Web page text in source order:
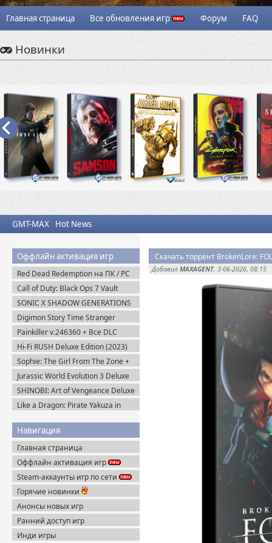
Главная страница Все обновления игр Форум FAQ
Новинки
GMT-MAX Hot News
Оффлайн активация игр
Red Dead Redemption на ПК / PC
(2024) Пиратка
Call of Duty: Black Ops 7 Vault
Edition (2025) Steam-Rip
SONIC X SHADOW GENERATIONS
(2024) Steam-Rip
Digimon Story Time Stranger
Ultimate Edition (2025) Steam-Rip
Painkiller v.246360 + Все DLC
(2025) Portable
Hi-Fi RUSH Deluxe Edition (2023)
Пиратка
Sophie: The Girl From The Zone +
DLC (2026) Пиратка
Jurassic World Evolution 3 Deluxe
Edition (2025) Steam-Rip
SHINOBI: Art of Vengeance Deluxe
Edition (2025) Steam-Rip
Like a Dragon: Pirate Yakuza in
Навигация
Главная страница
Оффлайн активация игр
Steam-аккаунты игр по сети
Горячие новинки
Анонсы новых игр
Ранний доступ игр
Инди игры
Скачать торрент BrokenLore:
Добавил MAXAGENT, 3-06-2026, 08:15